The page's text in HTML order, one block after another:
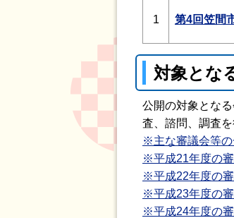
1 第4回笠間
対象とな
公開の対象とな
査、諮問、調査
※主な審議会等の
※平成21年度の
※平成22年度の
※平成23年度の
※平成24年度の